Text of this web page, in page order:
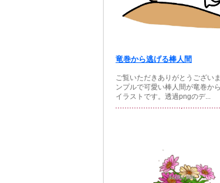
竜巻から逃げる棒人間
ご覧いただきありがとうござい
ンプルで可愛い棒人間が竜巻か
イラストです。透過pngのデ...